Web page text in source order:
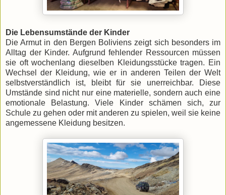
Die Lebensumstände der Kinder
Die Armut in den Bergen Boliviens zeigt sich besonders im
Alltag der Kinder. Aufgrund fehlender Ressourcen müssen
sie oft wochenlang dieselben Kleidungsstücke tragen. Ein
Wechsel der Kleidung, wie er in anderen Teilen der Welt
selbstverständlich ist, bleibt für sie unerreichbar. Diese
Umstände sind nicht nur eine materielle, sondern auch eine
emotionale Belastung. Viele Kinder schämen sich, zur
Schule zu gehen oder mit anderen zu spielen, weil sie keine
angemessene Kleidung besitzen.